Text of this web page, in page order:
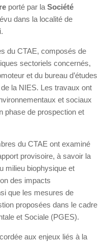
porté par laSociété
dans la localité de
.
du CTAE, composés de
sectoriels concernés,
et du bureau d’études
la NIES. Les travaux ont
et sociaux
phase de prospection et
du CTAE ont examiné
provisoire, à savoir la
milieu biophysique et
des impacts
que les mesures de
proposées dans le cadre
et Sociale (PGES).
aux enjeux liés à la